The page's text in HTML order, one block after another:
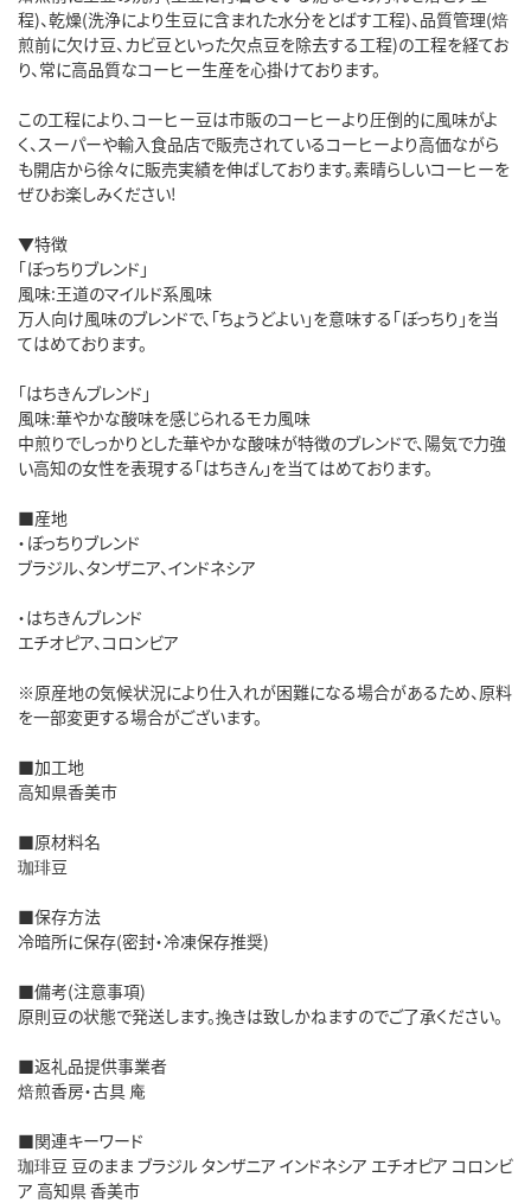
程)、乾燥(洗浄により生豆に含まれた水分をとばす工程)、品質管理(焙
煎前に欠け豆、カビ豆といった欠点豆を除去する工程)の工程を経てお
り、常に高品質なコーヒー生産を心掛けております。
この工程により、コーヒー豆は市販のコーヒーより圧倒的に風味がよ
く、スーパーや輸入食品店で販売されているコーヒーより高価ながら
も開店から徐々に販売実績を伸ばしております。素晴らしいコーヒーを
ぜひお楽しみください!
▼特徴
「ぼっちりブレンド」
風味:王道のマイルド系風味
万人向け風味のブレンドで、「ちょうどよい」を意味する「ぼっちり」を当
てはめております。
「はちきんブレンド」
風味:華やかな酸味を感じられるモカ風味
中煎りでしっかりとした華やかな酸味が特徴のブレンドで、陽気で力強
い高知の女性を表現する「はちきん」を当てはめております。
■産地
・ぼっちりブレンド
ブラジル、タンザニア、インドネシア
・はちきんブレンド
エチオピア、コロンビア
※原産地の気候状況により仕入れが困難になる場合があるため、原料
を一部変更する場合がございます。
■加工地
高知県香美市
■原材料名
珈琲豆
■保存方法
冷暗所に保存(密封・冷凍保存推奨)
■備考(注意事項)
原則豆の状態で発送します。挽きは致しかねますのでご了承ください。
■返礼品提供事業者
焙煎香房・古具 庵
■関連キーワード
珈琲豆 豆のまま ブラジル タンザニア インドネシア エチオピア コロンビ
ア 高知県 香美市